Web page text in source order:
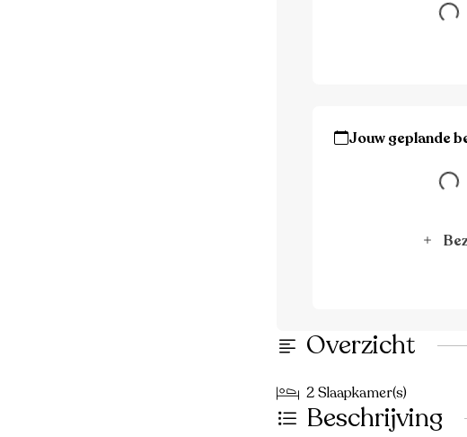
Jouw geplande
Overzicht
2 Slaapkamer(s)
Beschrijving